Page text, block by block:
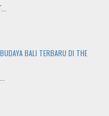
BALI TERBARU DI THE